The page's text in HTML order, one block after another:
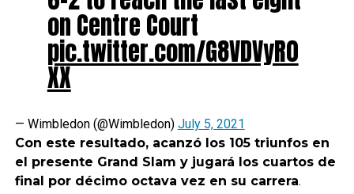
on Centre Court
pic.twitter.com/G8VDVyR0
XX
— Wimbledon (@Wimbledon) July 5, 2021
Con este resultado, acanzó los 105 triunfos en
el presente Grand Slam y jugará los cuartos de
final por décimo octava vez en su carrera.